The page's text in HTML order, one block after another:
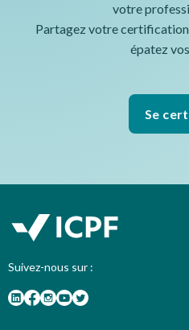
votre
Partagez votre
épatez
Se
Suivez-nous sur :